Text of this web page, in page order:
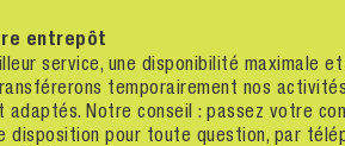
entrepôt
service, une disponibilité maximale
temporairement nos
adaptés. Notre conseil : passez votre
disposition pour toute question, par